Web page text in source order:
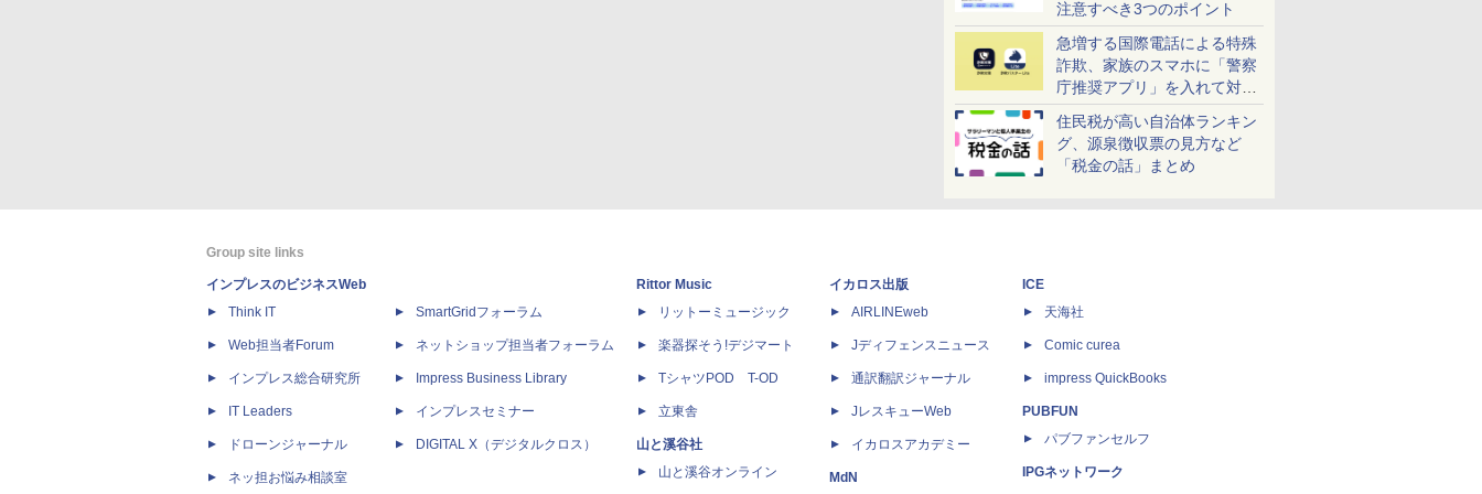
注意すべき3つのポイント
急増する国際電話による特殊
詐欺、家族のスマホに「警察
庁推奨アプリ」を入れて対策
しよう！
住民税が高い自治体ランキン
グ、源泉徴収票の見方など
「税金の話」まとめ
Group site links
インプレスのビジネスWeb
Think IT
Web担当者Forum
インプレス総合研究所
IT Leaders
ドローンジャーナル
ネッ担お悩み相談室
SmartGridフォーラム
ネットショップ担当者フォーラム
Impress Business Library
インプレスセミナー
DIGITAL X（デジタルクロス）
Rittor Music
リットーミュージック
楽器探そう!デジマート
TシャツPOD T-OD
立東舎
山と溪谷社
山と溪谷オンライン
イカロス出版
AIRLINEweb
Jディフェンスニュース
通訳翻訳ジャーナル
JレスキューWeb
イカロスアカデミー
MdN
ICE
天海社
Comic curea
impress QuickBooks
PUBFUN
パブファンセルフ
IPGネットワーク